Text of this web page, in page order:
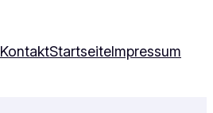
KontaktStartseiteImpressum